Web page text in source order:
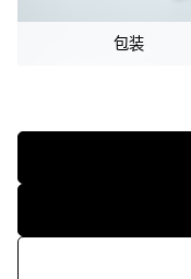
包装